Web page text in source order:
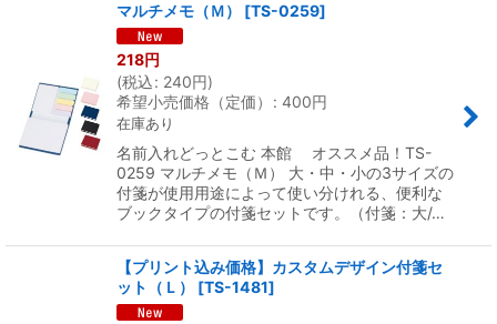
マルチメモ（Ｍ） [TS-0259]
218円
(税込: 240円)
希望小売価格（定価）
: 400円
在庫あり
名前入れどっとこむ 本館 オススメ品！TS-
0259 マルチメモ（Ｍ） 大・中・小の3サイズの
付箋が使用用途によって使い分けれる、便利な
ブックタイプの付箋セットです。（付箋：大/…
【プリント込み価格】カスタムデザイン付箋セ
ット（Ｌ）
[TS-1481]